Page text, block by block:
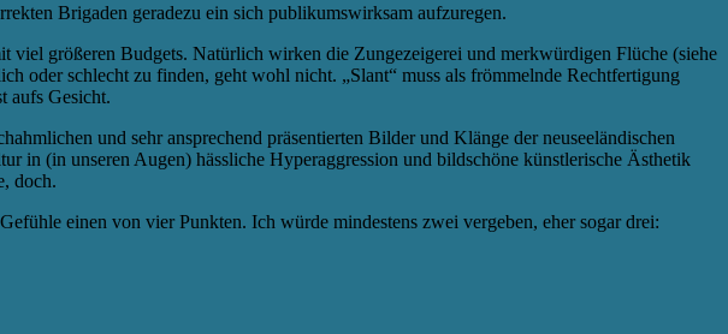
Brigaden geradezu ein sich publikumswirksam aufzuregen.
größeren Budgets. Natürlich wirken die Zungezeigerei und merkwürdigen Flüche (siehe
oder schlecht zu finden, geht wohl nicht. „Slant“ muss als frömmelnde Rechtfertigung
aufs Gesicht.
und sehr ansprechend präsentierten Bilder und Klänge der neuseeländischen
in (in unseren Augen) hässliche Hyperaggression und bildschöne künstlerische Ästhetik
doch.
einen von vier Punkten. Ich würde mindestens zwei vergeben, eher sogar drei: